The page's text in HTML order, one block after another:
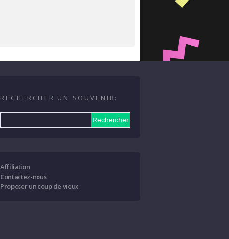
RECHERCHER UN SOUVENIR:
Affiliation
Contactez-nous
Proposer un coup de vieux